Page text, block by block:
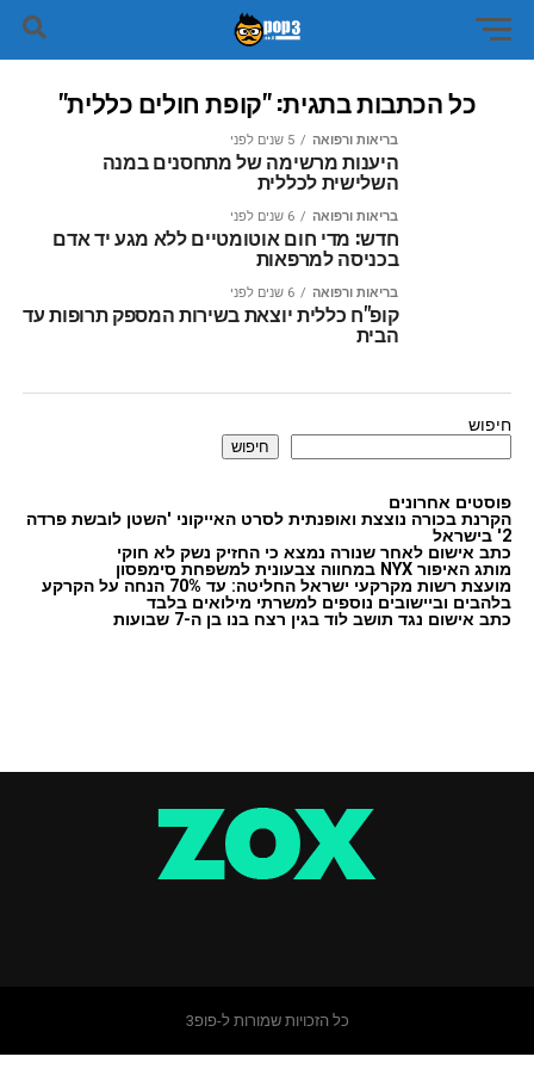
כל הכתבות בתגית: "קופת חולים כללית"
בריאות ורפואה 5 שנים לפני
היענות מרשימה של מתחסנים במנה
השלישית לכללית
בריאות ורפואה 6 שנים לפני
חדש: מדי חום אוטומטיים ללא מגע יד אדם
בכניסה למרפאות
בריאות ורפואה 6 שנים לפני
קופ"ח כללית יוצאת בשירות המספק תרופות עד
הבית
חיפוש
חיפוש
פוסטים אחרונים
הקרנת בכורה נוצצת ואופנתית לסרט האייקוני 'השטן לובשת פרדה
2' בישראל
כתב אישום לאחר שנורה נמצא כי החזיק נשק לא חוקי
מותג האיפור NYX במחווה צבעונית למשפחת סימפסון
מועצת רשות מקרקעי ישראל החליטה: עד 70% הנחה על הקרקע
בלהבים וביישובים נוספים למשרתי מילואים בלבד
כתב אישום נגד תושב לוד בגין רצח בנו בן ה-7 שבועות
כל הזכויות שמורות ל-פופ3